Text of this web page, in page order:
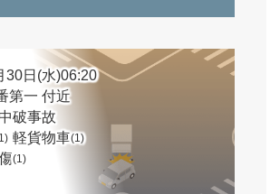
30日(水)06:20
第一 付近
破事故
軽貨物車(1)
(1)